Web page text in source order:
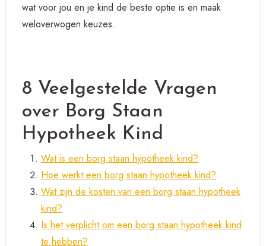
wat voor jou en je kind de beste optie is en maak
weloverwogen keuzes.
8 Veelgestelde Vragen
over Borg Staan
Hypotheek Kind
Wat is een borg staan hypotheek kind?
Hoe werkt een borg staan hypotheek kind?
Wat zijn de kosten van een borg staan hypotheek
kind?
Is het verplicht om een borg staan hypotheek kind
te hebben?